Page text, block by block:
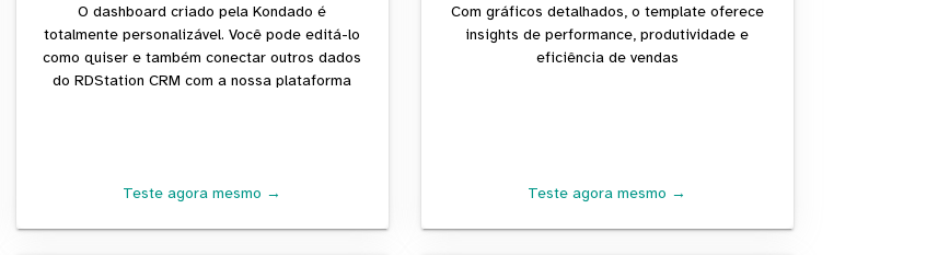
O dashboard criado pela Kondado é
totalmente personalizável. Você pode editá-lo
como quiser e também conectar outros dados
do RDStation CRM com a nossa plataforma
Teste agora mesmo →
Com gráficos detalhados, o template oferece
insights de performance, produtividade e
eficiência de vendas
Teste agora mesmo →